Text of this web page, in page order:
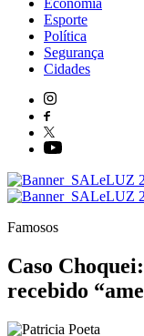
Economia
Esporte
Política
Segurança
Cidades
Famosos
Caso
recebido